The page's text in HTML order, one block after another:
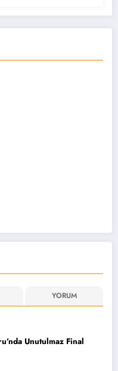
YORUM
Unutulmaz Final